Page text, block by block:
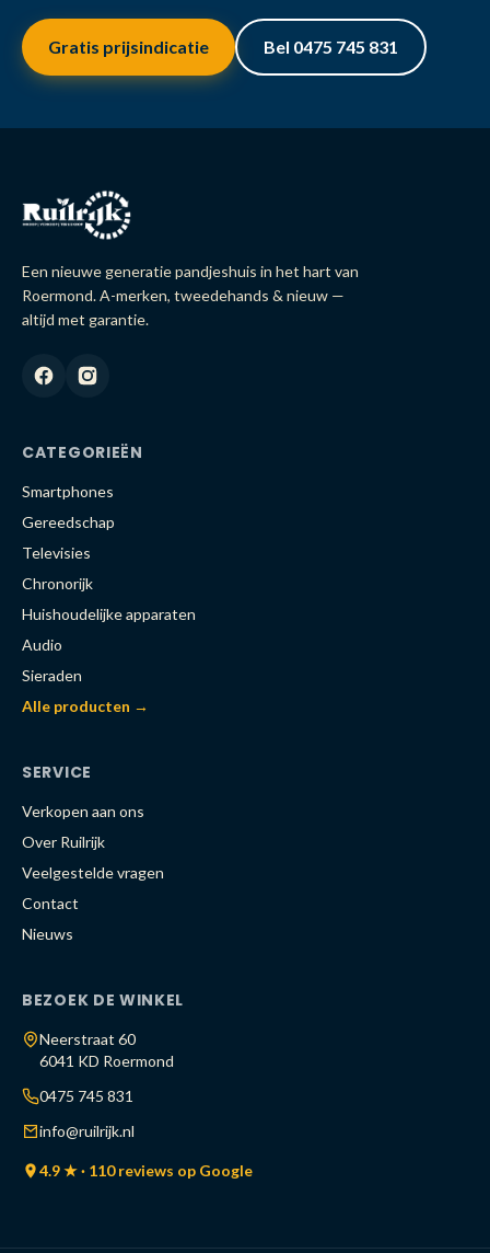
Gratis prijsindicatie Bel 0475 745 831
Een nieuwe generatie pandjeshuis in het hart van
Roermond. A-merken, tweedehands & nieuw —
altijd met garantie.
CATEGORIEËN
Smartphones
Gereedschap
Televisies
Chronorijk
Huishoudelijke apparaten
Audio
Sieraden
Alle producten →
SERVICE
Verkopen aan ons
Over Ruilrijk
Veelgestelde vragen
Contact
Nieuws
BEZOEK DE WINKEL
Neerstraat 60
6041 KD Roermond
0475 745 831
info@ruilrijk.nl
4.9 ★ · 110 reviews op Google